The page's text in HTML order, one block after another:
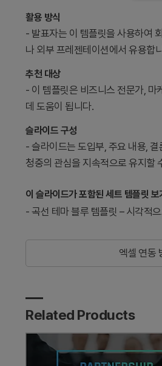
활용 방식
- 발표자는 이 템플릿을 사용하여
나 외부 프레젠테이션에서 유용합
추천 대상
- 이 템플릿은 비즈니스 전문가, 마
데 도움이 됩니다.
슬라이드 구성
- 슬라이드는 도입부, 주요 내용,
청중의 관심을 지속적으로 유지할
이 슬라이드가 포함된 세트 템플릿 보
- 곡선 테마 블루 템플릿 – 시각적
엑셀 연동
Related Products